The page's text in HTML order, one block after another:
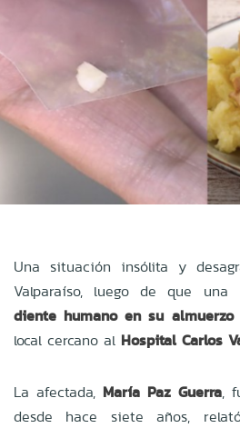
Una situación insólita y
Valparaíso, luego de que una
diente humano en su almuerzo
local cercano al Hospital Carlos
La afectada, María Paz Guerra,
desde hace siete años,